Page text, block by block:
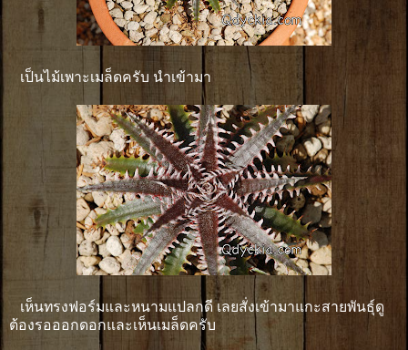
เป็นไม้เพาะเมล็ดครับ นำเข้ามา
เห็นทรงฟอร์มและหนามแปลกดี เลยสั่งเข้ามาแกะสายพันธุ์ดู
ต้องรอออกดอกและเห็นเมล็ดครับ